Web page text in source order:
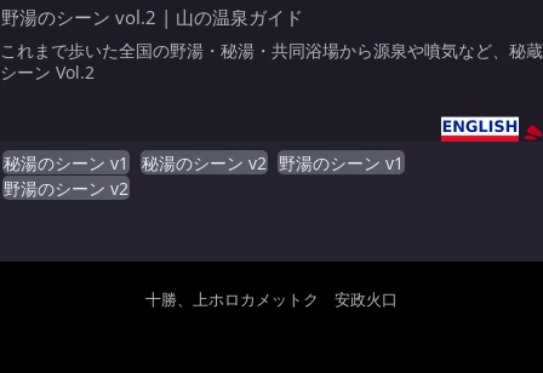
野湯のシーン vol.2 | 山の温泉ガイド
これまで歩いた全国の野湯・秘湯・共同浴場から源泉や噴気など、秘蔵
シーン Vol.2
秘湯のシーン v1 秘湯のシーン v2
野湯のシーン v1
野湯のシーン v2
十勝、上ホロカメットク 安政火口